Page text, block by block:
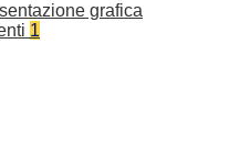
grafica
1